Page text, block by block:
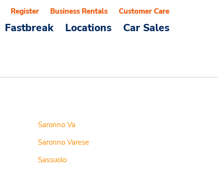
Fastbreak Locations Car Sales
Register Business Rentals Customer Care
Saronno Va
Saronno Varese
Sassuolo